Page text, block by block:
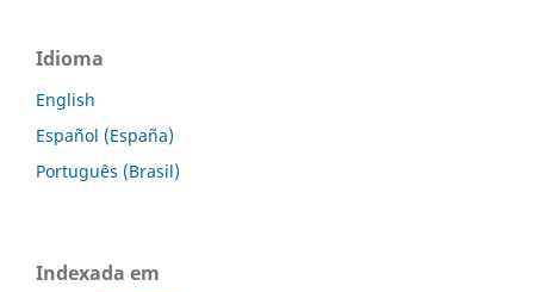
Idioma
English
Español (España)
Português (Brasil)
Indexada em